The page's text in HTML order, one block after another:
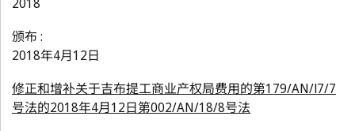
颁布 :
2018年4月12日
修正和增补关于吉布提工商业产权局费用的第179/AN/l7/7
号法的2018年4月12日第002/AN/18/8号法